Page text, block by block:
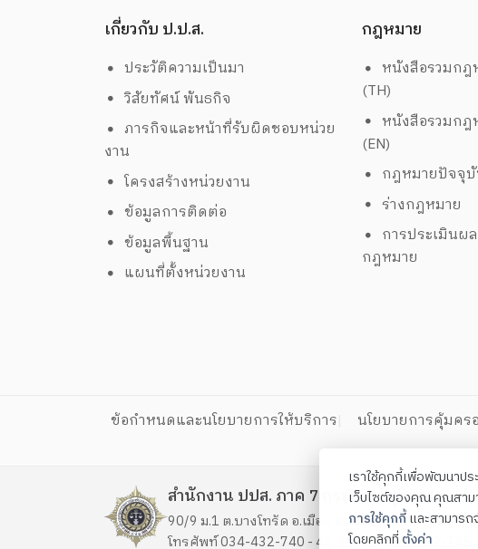
เกี่ยวกับ ป.ป.ส.
ประวัติความเป็นมา
วิสัยทัศน์ พันธกิจ
ภารกิจและหน้าที่รับผิดชอบหน่วย
งาน
โครงสร้างหน่วยงาน
ข้อมูลการติดต่อ
ข้อมูลพื้นฐาน
แผนที่ตั้งหน่วยงาน
กฎหมาย
หนังสือรวมกฎ
(TH)
หนังสือรวมกฎ
(EN)
กฎหมายปัจจุ
ร่างกฎหมาย
การประเมินผ
กฎหมาย
ข้อกำหนดและนโยบายการให้บริการ นโยบายการคุ้มค
สำนักงาน ปปส. ภาค 7 กระทรวงยุติธรรม
90/9 ม.1 ต.บางโทรัด อ.เมือง จ.สมุทรสาคร 74000
โทรศัพท์ 034-432-740 - 44 โทรสาร 034-432-745
เราใช้คุกกี้เพื่อพัฒนาป
เว็บไซต์ของคุณ คุณสาม
การใช้คุกกี้และสามารถ
โดยคลิกที่ ตั้งค่า